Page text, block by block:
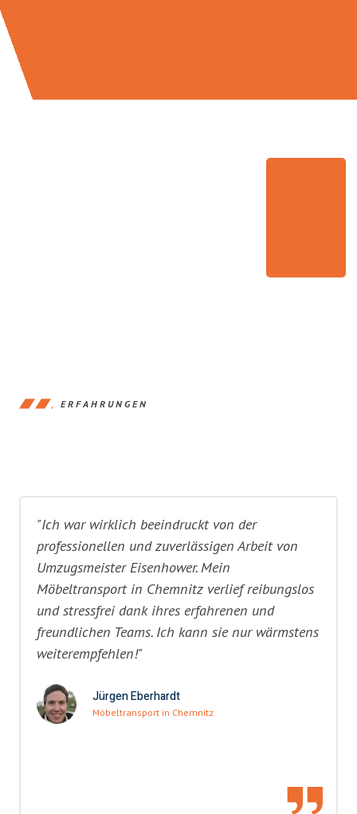
ERFAHRUNGEN
"Ich war wirklich beeindruckt von der
professionellen und zuverlässigen Arbeit von
Umzugsmeister Eisenhower. Mein
Möbeltransport in Chemnitz verlief reibungslos
und stressfrei dank ihres erfahrenen und
freundlichen Teams. Ich kann sie nur wärmstens
weiterempfehlen!"
Jürgen Eberhardt
Möbeltransport in Chemnitz